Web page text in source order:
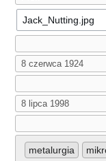
metalurgia